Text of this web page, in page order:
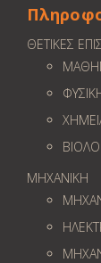
ΘΕΤΙΚΕΣ
ΜΗΧΑΝΙΚΗ